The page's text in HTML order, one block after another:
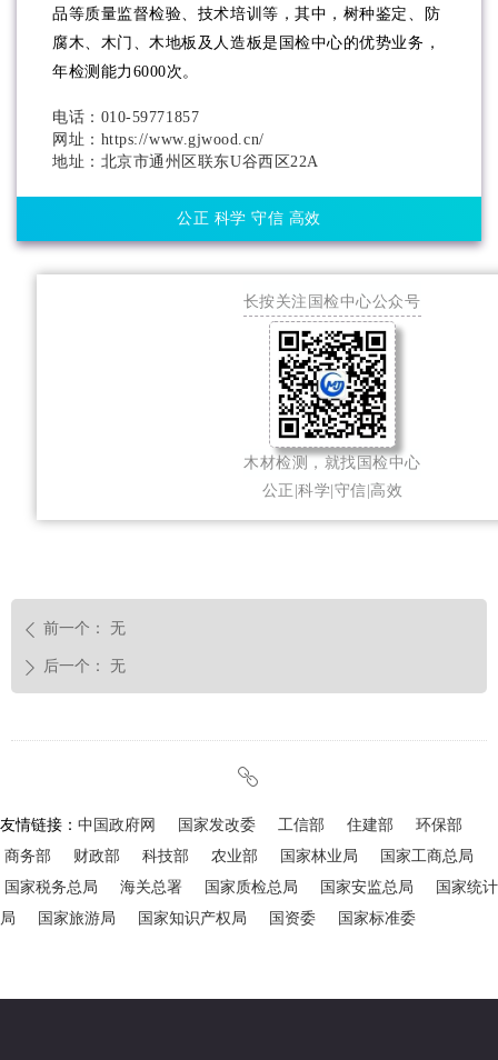
品等质量监督检验、技术培训等，其中，树种鉴定、防
腐木、木门、木地板及人造板是国检中心的优势业务，
年检测能力6000次。
电话：010-59771857
网址：https://www.gjwood.cn/
地址：北京市通州区联东U谷西区22A
公正 科学 守信 高效
长按关注国检中心公众号
木材检测，就找国检中心
公正|科学|守信|高效
ꄴ 前一个： 无
ꄲ 后一个： 无
友情链接： 中国政府网 国家发改委 工信部 住建部
环保部
商务部
财政部 科技部 农业部 国家林业局
国家工商总局
国家税务总局
海关总署 国家质检总局 国家安监总局
国家统计
局
国家旅游局 国家知识产权局 国资委 国家标准委
ꁓ